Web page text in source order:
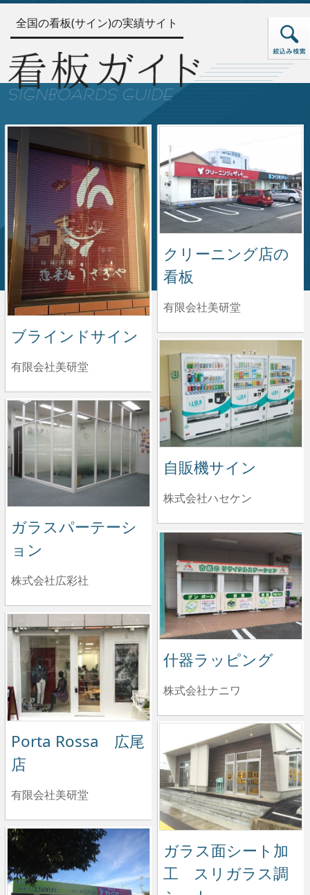
全国の看板(サイン)の実績サイト
ブラインドサイン
有限会社美研堂
クリーニング店の
看板
有限会社美研堂
自販機サイン
株式会社ハセケン
ガラスパーテーシ
ョン
株式会社広彩社
什器ラッピング
株式会社ナニワ
Porta Rossa 広尾
店
有限会社美研堂
ガラス面シート加
工 スリガラス調